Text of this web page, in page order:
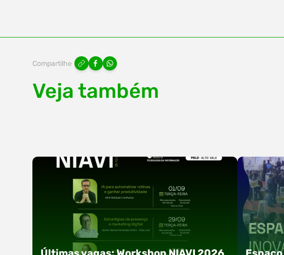
Compartilhe
Veja também